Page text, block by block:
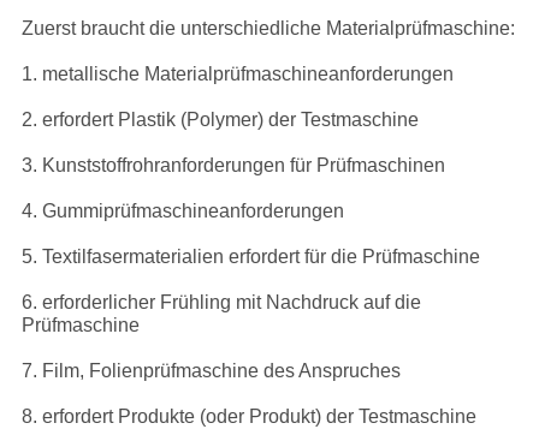
Zuerst braucht die unterschiedliche Materialprüfmaschine:
1. metallische Materialprüfmaschineanforderungen
2. erfordert Plastik (Polymer) der Testmaschine
3. Kunststoffrohranforderungen für Prüfmaschinen
4. Gummiprüfmaschineanforderungen
5. Textilfasermaterialien erfordert für die Prüfmaschine
6. erforderlicher Frühling mit Nachdruck auf die
Prüfmaschine
7. Film, Folienprüfmaschine des Anspruches
8. erfordert Produkte (oder Produkt) der Testmaschine